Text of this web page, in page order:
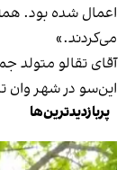
اعمال شده بود.
می‌کردند.»
این‌سو در شهر وان
پربازدیدترین‌ها